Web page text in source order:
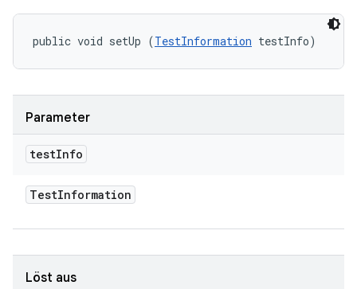
public void setUp (TestInformation testInfo)
Parameter
testInfo
TestInformation
Löst aus